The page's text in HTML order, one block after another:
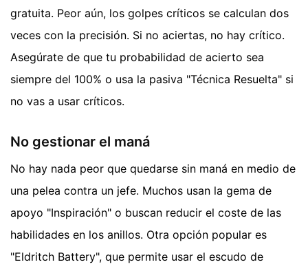
gratuita. Peor aún, los golpes críticos se calculan dos
veces con la precisión. Si no aciertas, no hay crítico.
Asegúrate de que tu probabilidad de acierto sea
siempre del 100% o usa la pasiva "Técnica Resuelta" si
no vas a usar críticos.
No gestionar el maná
No hay nada peor que quedarse sin maná en medio de
una pelea contra un jefe. Muchos usan la gema de
apoyo "Inspiración" o buscan reducir el coste de las
habilidades en los anillos. Otra opción popular es
"Eldritch Battery", que permite usar el escudo de